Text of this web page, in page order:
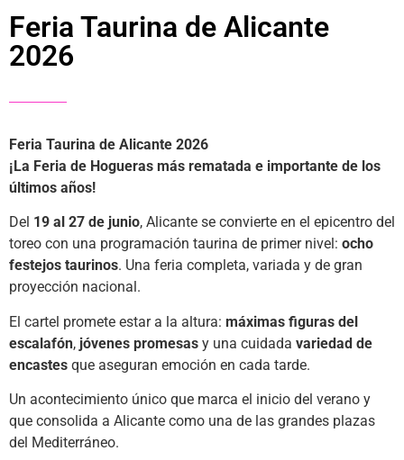
Feria Taurina de Alicante
2026
Feria Taurina de Alicante 2026
¡La Feria de Hogueras más rematada e importante de los
últimos años!
Del 19 al 27 de junio, Alicante se convierte en el epicentro del
toreo con una programación taurina de primer nivel: ocho
festejos taurinos. Una feria completa, variada y de gran
proyección nacional.
El cartel promete estar a la altura: máximas figuras del
escalafón, jóvenes promesas y una cuidada variedad de
encastes que aseguran emoción en cada tarde.
Un acontecimiento único que marca el inicio del verano y
que consolida a Alicante como una de las grandes plazas
del Mediterráneo.